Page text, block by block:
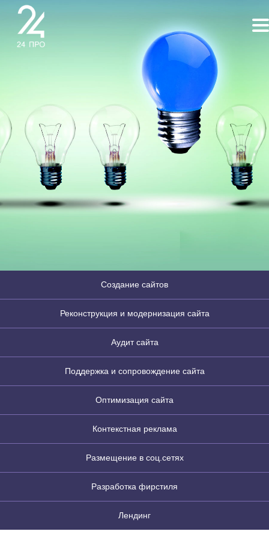
Создание сайтов
Реконструкция и модернизация сайта
Аудит сайта
Поддержка и сопровождение сайта
Оптимизация сайта
Контекстная реклама
Размещение в соц.сетях
Разработка фирстиля
Лендинг